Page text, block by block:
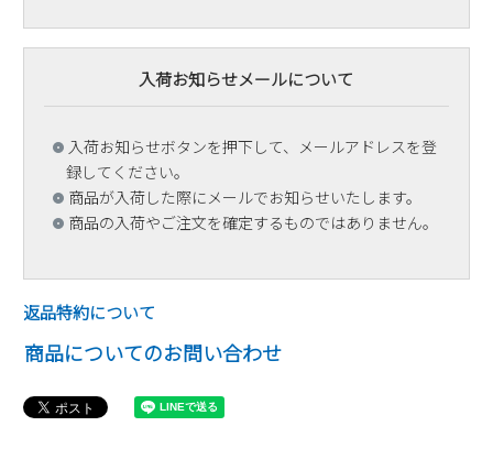
入荷お知らせメールについて
入荷お知らせボタンを押下して、メールアドレスを登
録してください。
商品が入荷した際にメールでお知らせいたします。
商品の入荷やご注文を確定するものではありません。
返品特約について
商品についてのお問い合わせ